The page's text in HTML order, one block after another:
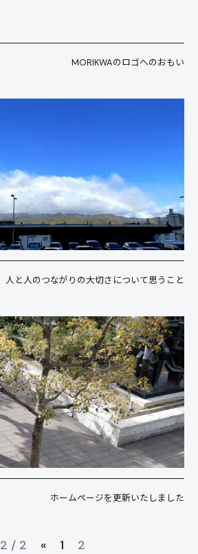
MORIKWAのロゴへのおもい
人と人のつながりの大切さについて思うこと
ホームページを更新いたしました
2 / 2 « 1 2